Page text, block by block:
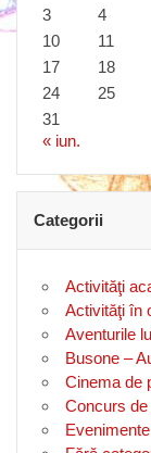
3
4
10
11
17
18
24
25
31
« iun.
Categorii
Activităţi
Activităţi în
Aventurile
Busone –
Cinema de
Concurs de
Evenimente